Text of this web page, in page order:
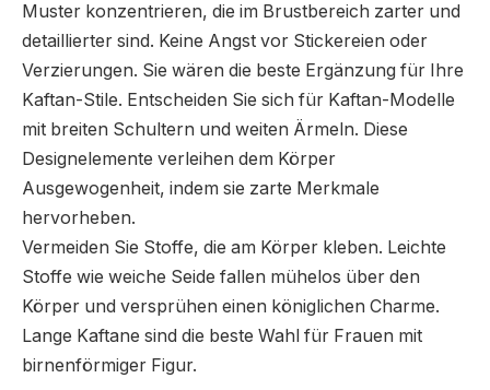
Muster konzentrieren, die im Brustbereich zarter und
detaillierter sind. Keine Angst vor Stickereien oder
Verzierungen. Sie wären die beste Ergänzung für Ihre
Kaftan-Stile. Entscheiden Sie sich für Kaftan-Modelle
mit breiten Schultern und weiten Ärmeln. Diese
Designelemente verleihen dem Körper
Ausgewogenheit, indem sie zarte Merkmale
hervorheben.
Vermeiden Sie Stoffe, die am Körper kleben. Leichte
Stoffe wie weiche Seide fallen mühelos über den
Körper und versprühen einen königlichen Charme.
Lange Kaftane sind die beste Wahl für Frauen mit
birnenförmiger Figur.